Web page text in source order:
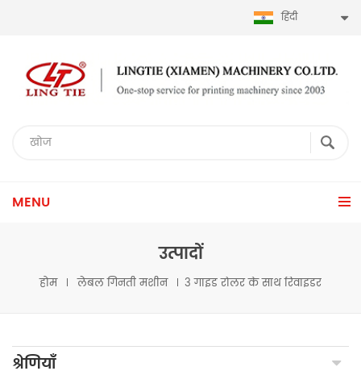
हिंदी
MENU
उत्पादों
होम लेबल गिनती मशीन 3 गाइड रोलर के साथ रिवाइंडर
श्रेणियाँ